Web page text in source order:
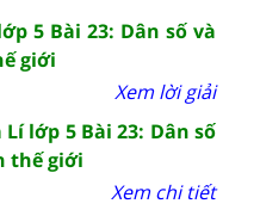
5 Bài 23: Dân số và
giới
Xem lời giải
lớp 5 Bài 23: Dân số
thế giới
Xem chi tiết